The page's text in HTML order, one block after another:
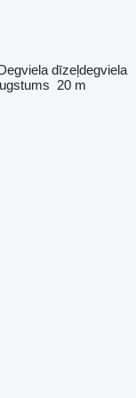
dīzeļdegviela
20 m